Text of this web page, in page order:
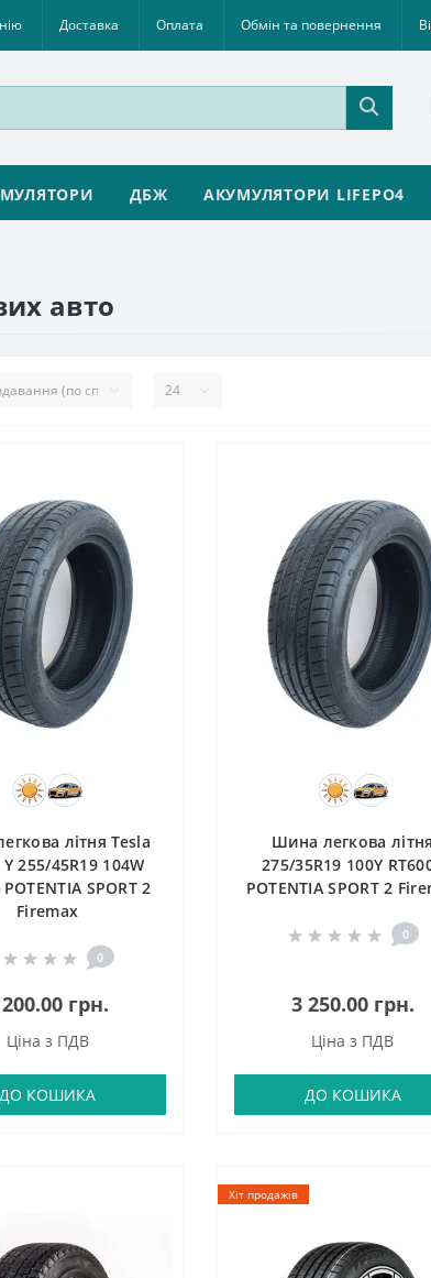
Доставка Оплата Обмін та повернення
ДБЖ АКУМУЛЯТОРИ LIFEPO4
авто
літня Tesla
255/45R19 104W
SPORT 2
Firemax
0
грн.
Ціна з ПДВ
ДО КОШИКА
Шина легкова літня
275/35R19 100Y
POTENTIA SPORT 2
0
3 250.00 грн.
Ціна з ПДВ
ДО КОШИКА
Хіт продажів